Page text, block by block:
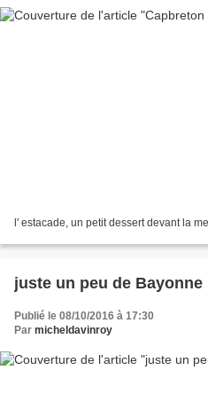
l' estacade, un petit dessert devant la
juste un peu de Bayonne
Publié le 08/10/2016 à 17:30
Par micheldavinroy